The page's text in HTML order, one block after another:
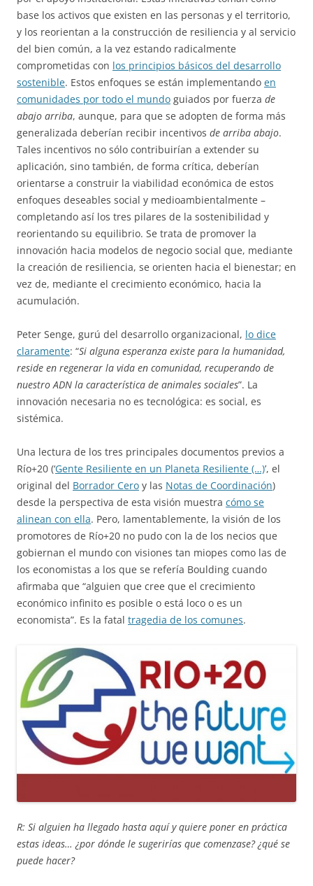
base los activos que existen en las personas y el territorio,
y los reorientan a la construcción de resiliencia y al servicio
del bien común, a la vez estando radicalmente
comprometidas con los principios básicos del desarrollo
sostenible. Estos enfoques se están implementando en
comunidades por todo el mundo guiados por fuerza de
abajo arriba, aunque, para que se adopten de forma más
generalizada deberían recibir incentivos de arriba abajo.
Tales incentivos no sólo contribuirían a extender su
aplicación, sino también, de forma crítica, deberían
orientarse a construir la viabilidad económica de estos
enfoques deseables social y medioambientalmente –
completando así los tres pilares de la sostenibilidad y
reorientando su equilibrio. Se trata de promover la
innovación hacia modelos de negocio social que, mediante
la creación de resiliencia, se orienten hacia el bienestar; en
vez de, mediante el crecimiento económico, hacia la
acumulación.
Peter Senge, gurú del desarrollo organizacional, lo dice
claramente: “Si alguna esperanza existe para la humanidad,
reside en regenerar la vida en comunidad, recuperando de
nuestro ADN la característica de animales sociales”. La
innovación necesaria no es tecnológica: es social, es
sistémica.
Una lectura de los tres principales documentos previos a
Río+20 (‘Gente Resiliente en un Planeta Resiliente (…)’, el
original del Borrador Cero y las Notas de Coordinación)
desde la perspectiva de esta visión muestra cómo se
alinean con ella. Pero, lamentablemente, la visión de los
promotores de Río+20 no pudo con la de los necios que
gobiernan el mundo con visiones tan miopes como las de
los economistas a los que se refería Boulding cuando
afirmaba que “alguien que cree que el crecimiento
económico infinito es posible o está loco o es un
economista”. Es la fatal tragedia de los comunes.
R: Si alguien ha llegado hasta aquí y quiere poner en práctica
estas ideas… ¿por dónde le sugerirías que comenzase? ¿qué se
puede hacer?